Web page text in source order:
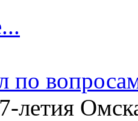
по
летия